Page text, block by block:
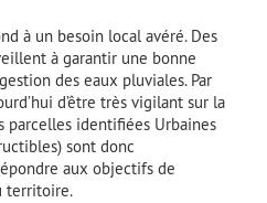
à un besoin local avéré. Des
à garantir une bonne
des eaux pluviales. Par
d’être très vigilant sur la
parcelles identifiées Urbaines
sont donc
aux objectifs de
territoire.